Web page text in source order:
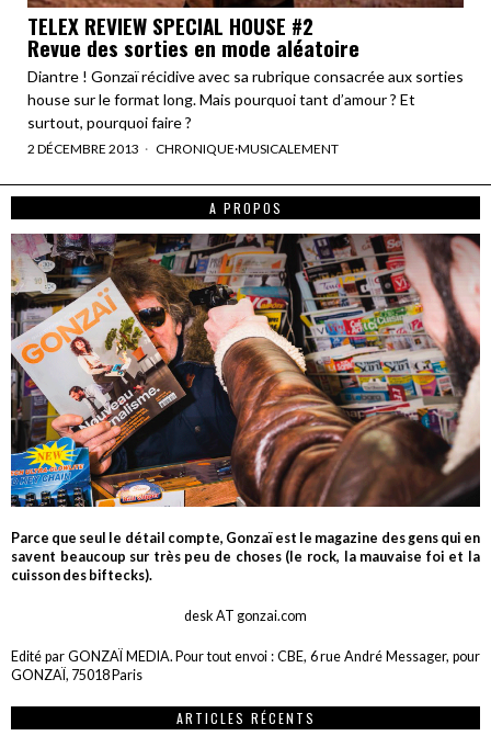
TELEX REVIEW SPECIAL HOUSE #2
Revue des sorties en mode aléatoire
Diantre ! Gonzaï récidive avec sa rubrique consacrée aux sorties
house sur le format long. Mais pourquoi tant d’amour ? Et
surtout, pourquoi faire ?
2 DÉCEMBRE 2013 CHRONIQUE·MUSICALEMENT
A PROPOS
Parce que seul le détail compte, Gonzaï est le magazine des gens qui en
savent beaucoup sur très peu de choses (le rock, la mauvaise foi et la
cuisson des biftecks).
desk AT gonzai.com
Edité par GONZAÏ MEDIA. Pour tout envoi : CBE, 6 rue André Messager, pour
GONZAÏ, 75018 Paris
ARTICLES RÉCENTS